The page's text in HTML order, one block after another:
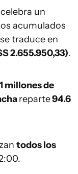
un
acumulados
traduce en
2.655.950,33).
millones de
reparte94.6
todos los